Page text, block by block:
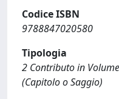
Codice ISBN
9788847020580
Tipologia
2 Contributo in
(Capitolo o Saggio)